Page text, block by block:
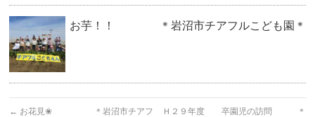
お芋！！ ＊岩沼市チアフルこども園＊
← お花見❀ ＊岩沼市チアフ
Ｈ２９年度 卒園児の訪問 ＊